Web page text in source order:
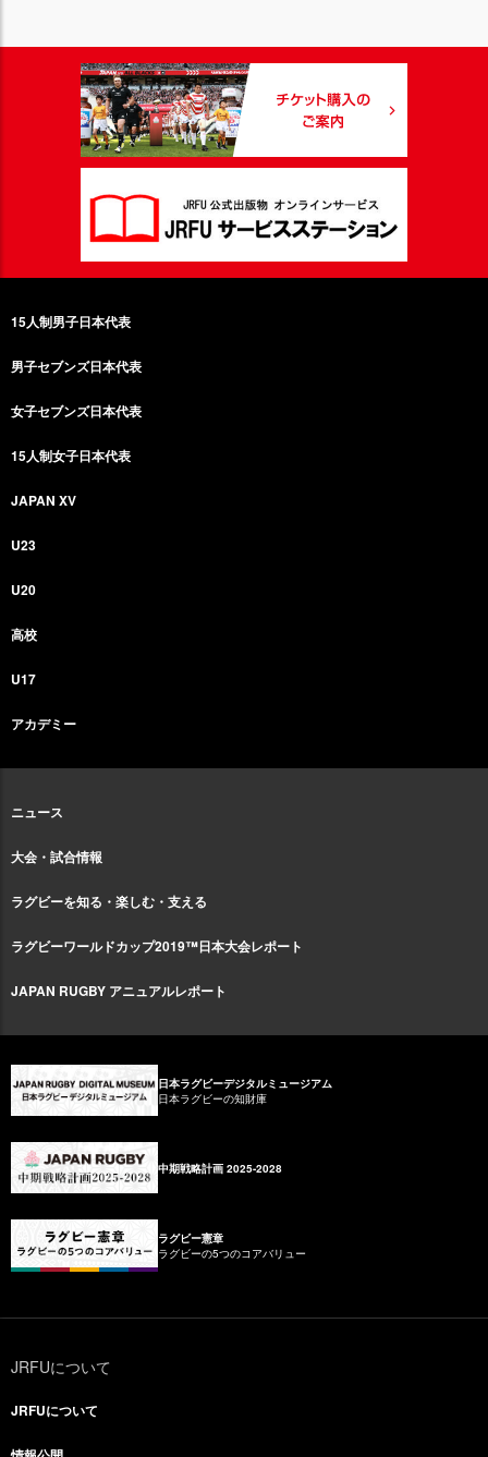
15人制男子日本代表
男子セブンズ日本代表
女子セブンズ日本代表
15人制女子日本代表
JAPAN XV
U23
U20
高校
U17
アカデミー
ニュース
大会・試合情報
ラグビーを知る・楽しむ・支える
ラグビーワールドカップ2019™日本大会レポート
JAPAN RUGBY アニュアルレポート
日本ラグビーデジタルミュージアム
日本ラグビーの知財庫
中期戦略計画 2025-2028
ラグビー憲章
ラグビーの5つのコアバリュー
JRFUについて
JRFUについて